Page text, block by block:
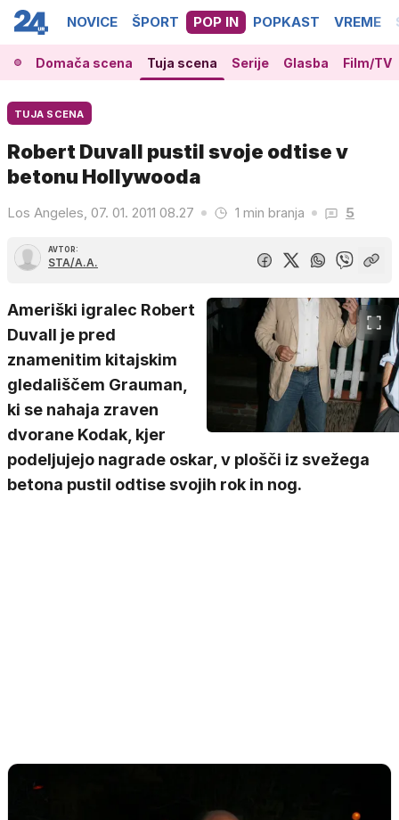
NOVICE ŠPORT POP IN POPKAST VREME
Domača scena Tuja scena Serije Glasba Film/TV
TUJA SCENA
Robert Duvall pustil svoje odtise v
betonu Hollywooda
Los Angeles, 07. 01. 2011 08.27 1 min branja 5
AVTOR:
STA/A.A.
Ameriški igralec Robert
Duvall je pred
znamenitim kitajskim
gledališčem Grauman,
ki se nahaja zraven
dvorane Kodak, kjer
podeljujejo nagrade oskar, v plošči iz svežega
betona pustil odtise svojih rok in nog.